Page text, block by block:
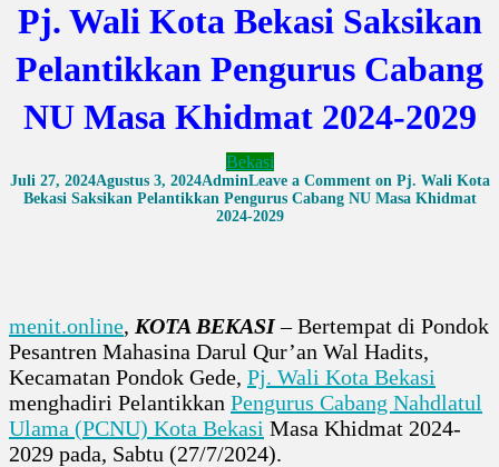
Pj. Wali Kota Bekasi Saksikan
Pelantikkan Pengurus Cabang
NU Masa Khidmat 2024-2029
Bekasi
Juli 27, 2024Agustus 3, 2024AdminLeave a Commenton Pj. Wali Kota
Bekasi Saksikan Pelantikkan Pengurus Cabang NU Masa Khidmat
2024-2029
menit.online, KOTA BEKASI– Bertempat di Pondok
Pesantren Mahasina Darul Qur’an Wal Hadits,
Kecamatan Pondok Gede, Pj. Wali Kota Bekasi
menghadiri Pelantikkan Pengurus Cabang Nahdlatul
Ulama (PCNU) Kota Bekasi Masa Khidmat 2024-
2029 pada, Sabtu (27/7/2024).